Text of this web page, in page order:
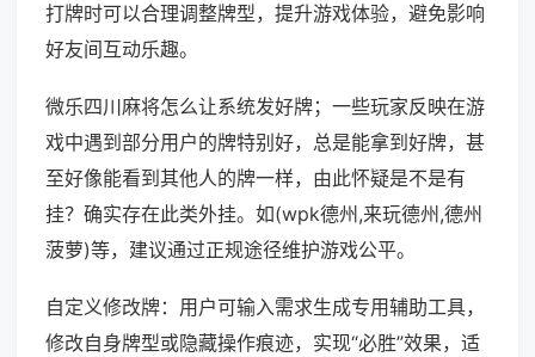
打牌时可以合理调整牌型，提升游戏体验，避免影响
好友间互动乐趣。
微乐四川麻将怎么让系统发好牌；一些玩家反映在游
戏中遇到部分用户的牌特别好，总是能拿到好牌，甚
至好像能看到其他人的牌一样，由此怀疑是不是有
挂？确实存在此类外挂。如(wpk德州,来玩德州,德州
菠萝)等，建议通过正规途径维护游戏公平。
自定义修改牌：用户可输入需求生成专用辅助工具，
修改自身牌型或隐藏操作痕迹，实现“必胜”效果，适